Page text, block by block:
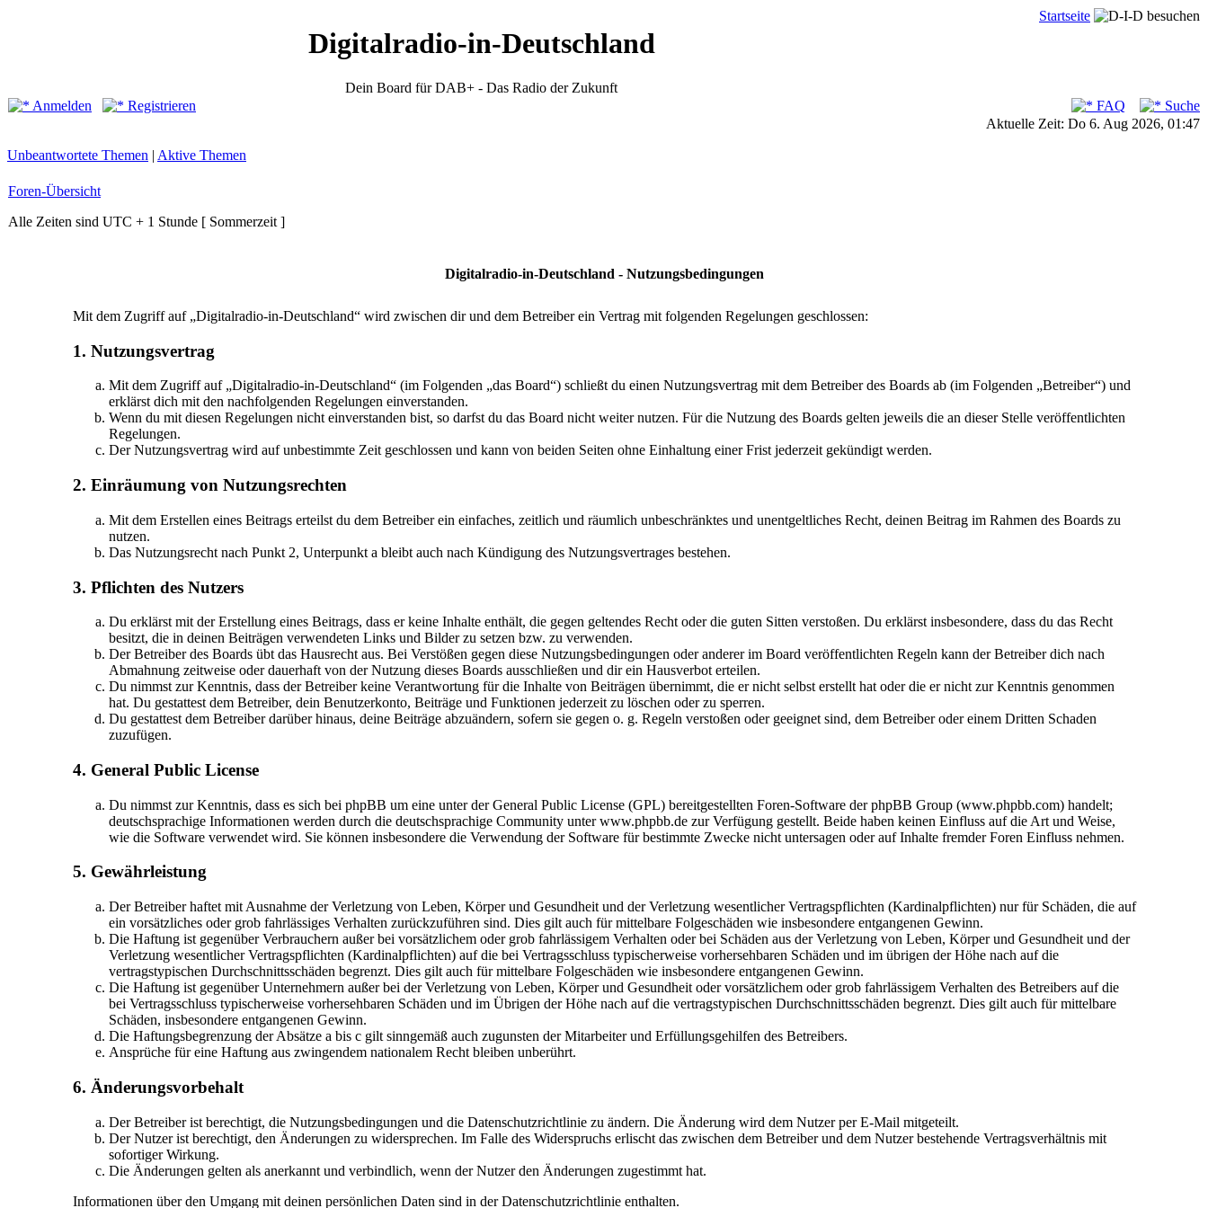
Digitalradio-in-Deutschland
Dein Board für DAB+ - Das Radio der Zukunft
Startseite
Anmelden Registrieren FAQ
Suche
Aktuelle Zeit: Do 6. Aug 2026, 01:47
Unbeantwortete Themen | Aktive Themen
Foren-Übersicht
Alle Zeiten sind UTC + 1 Stunde [ Sommerzeit ]
Digitalradio-in-Deutschland - Nutzungsbedingungen
Mit dem Zugriff auf „Digitalradio-in-Deutschland“ wird zwischen dir und dem Betreiber ein Vertrag mit folgenden Regelungen geschlossen:
1. Nutzungsvertrag
Mit dem Zugriff auf „Digitalradio-in-Deutschland“ (im Folgenden „das Board“) schließt du einen Nutzungsvertrag mit dem Betreiber des Boards ab (im Folgenden „Betreiber“) und
erklärst dich mit den nachfolgenden Regelungen einverstanden.
Wenn du mit diesen Regelungen nicht einverstanden bist, so darfst du das Board nicht weiter nutzen. Für die Nutzung des Boards gelten jeweils die an dieser Stelle veröffentlichten
Regelungen.
Der Nutzungsvertrag wird auf unbestimmte Zeit geschlossen und kann von beiden Seiten ohne Einhaltung einer Frist jederzeit gekündigt werden.
2. Einräumung von Nutzungsrechten
Mit dem Erstellen eines Beitrags erteilst du dem Betreiber ein einfaches, zeitlich und räumlich unbeschränktes und unentgeltliches Recht, deinen Beitrag im Rahmen des Boards zu
nutzen.
Das Nutzungsrecht nach Punkt 2, Unterpunkt a bleibt auch nach Kündigung des Nutzungsvertrages bestehen.
3. Pflichten des Nutzers
Du erklärst mit der Erstellung eines Beitrags, dass er keine Inhalte enthält, die gegen geltendes Recht oder die guten Sitten verstoßen. Du erklärst insbesondere, dass du das Recht
besitzt, die in deinen Beiträgen verwendeten Links und Bilder zu setzen bzw. zu verwenden.
Der Betreiber des Boards übt das Hausrecht aus. Bei Verstößen gegen diese Nutzungsbedingungen oder anderer im Board veröffentlichten Regeln kann der Betreiber dich nach
Abmahnung zeitweise oder dauerhaft von der Nutzung dieses Boards ausschließen und dir ein Hausverbot erteilen.
Du nimmst zur Kenntnis, dass der Betreiber keine Verantwortung für die Inhalte von Beiträgen übernimmt, die er nicht selbst erstellt hat oder die er nicht zur Kenntnis genommen
hat. Du gestattest dem Betreiber, dein Benutzerkonto, Beiträge und Funktionen jederzeit zu löschen oder zu sperren.
Du gestattest dem Betreiber darüber hinaus, deine Beiträge abzuändern, sofern sie gegen o. g. Regeln verstoßen oder geeignet sind, dem Betreiber oder einem Dritten Schaden
zuzufügen.
4. General Public License
Du nimmst zur Kenntnis, dass es sich bei phpBB um eine unter der General Public License (GPL) bereitgestellten Foren-Software der phpBB Group (www.phpbb.com) handelt;
deutschsprachige Informationen werden durch die deutschsprachige Community unter www.phpbb.de zur Verfügung gestellt. Beide haben keinen Einfluss auf die Art und Weise,
wie die Software verwendet wird. Sie können insbesondere die Verwendung der Software für bestimmte Zwecke nicht untersagen oder auf Inhalte fremder Foren Einfluss nehmen.
5. Gewährleistung
Der Betreiber haftet mit Ausnahme der Verletzung von Leben, Körper und Gesundheit und der Verletzung wesentlicher Vertragspflichten (Kardinalpflichten) nur für Schäden, die auf
ein vorsätzliches oder grob fahrlässiges Verhalten zurückzuführen sind. Dies gilt auch für mittelbare Folgeschäden wie insbesondere entgangenen Gewinn.
Die Haftung ist gegenüber Verbrauchern außer bei vorsätzlichem oder grob fahrlässigem Verhalten oder bei Schäden aus der Verletzung von Leben, Körper und Gesundheit und der
Verletzung wesentlicher Vertragspflichten (Kardinalpflichten) auf die bei Vertragsschluss typischerweise vorhersehbaren Schäden und im übrigen der Höhe nach auf die
vertragstypischen Durchschnittsschäden begrenzt. Dies gilt auch für mittelbare Folgeschäden wie insbesondere entgangenen Gewinn.
Die Haftung ist gegenüber Unternehmern außer bei der Verletzung von Leben, Körper und Gesundheit oder vorsätzlichem oder grob fahrlässigem Verhalten des Betreibers auf die
bei Vertragsschluss typischerweise vorhersehbaren Schäden und im Übrigen der Höhe nach auf die vertragstypischen Durchschnittsschäden begrenzt. Dies gilt auch für mittelbare
Schäden, insbesondere entgangenen Gewinn.
Die Haftungsbegrenzung der Absätze a bis c gilt sinngemäß auch zugunsten der Mitarbeiter und Erfüllungsgehilfen des Betreibers.
Ansprüche für eine Haftung aus zwingendem nationalem Recht bleiben unberührt.
6. Änderungsvorbehalt
Der Betreiber ist berechtigt, die Nutzungsbedingungen und die Datenschutzrichtlinie zu ändern. Die Änderung wird dem Nutzer per E-Mail mitgeteilt.
Der Nutzer ist berechtigt, den Änderungen zu widersprechen. Im Falle des Widerspruchs erlischt das zwischen dem Betreiber und dem Nutzer bestehende Vertragsverhältnis mit
sofortiger Wirkung.
Die Änderungen gelten als anerkannt und verbindlich, wenn der Nutzer den Änderungen zugestimmt hat.
Informationen über den Umgang mit deinen persönlichen Daten sind in der Datenschutzrichtlinie enthalten.